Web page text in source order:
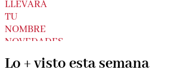
Lo + visto esta semana